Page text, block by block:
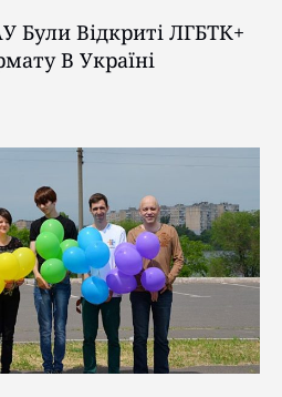
Були Відкриті ЛГБТК+
В Україні